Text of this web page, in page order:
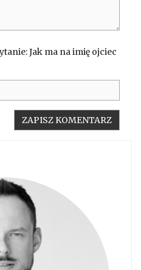
Jak ma na imię ojciec